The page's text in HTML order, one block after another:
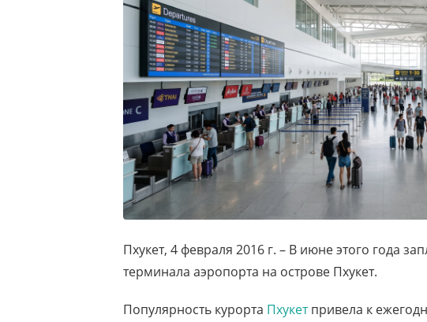
Пхукет, 4 февраля 2016 г. – В июне этого года
терминала аэропорта на острове Пхукет.
Популярность курорта Пхукетпривела к